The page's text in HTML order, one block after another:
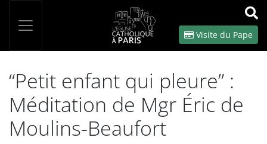
OK
Visite du Pape
“Petit enfant qui pleure” :
Méditation de Mgr Éric de
Moulins-Beaufort
Panneau de gestion des cookies